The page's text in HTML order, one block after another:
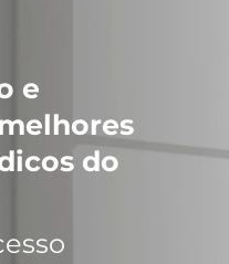
e
do